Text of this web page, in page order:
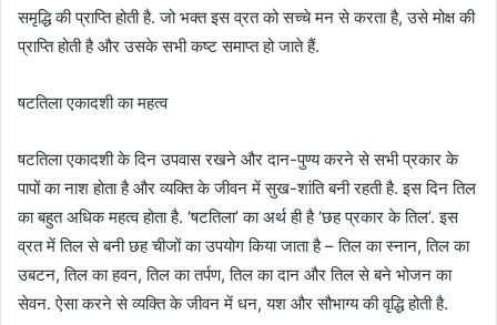
समृद्धि की प्राप्ति होती है. जो भक्त इस व्रत को सच्चे मन से करता है, उसे मोक्ष की
प्राप्ति होती है और उसके सभी कष्ट समाप्त हो जाते हैं.
षटतिला एकादशी का महत्व
षटतिला एकादशी के दिन उपवास रखने और दान-पुण्य करने से सभी प्रकार के
पापों का नाश होता है और व्यक्ति के जीवन में सुख-शांति बनी रहती है. इस दिन तिल
का बहुत अधिक महत्व होता है. ‘षटतिला’ का अर्थ ही है ‘छह प्रकार के तिल’. इस
व्रत में तिल से बनी छह चीजों का उपयोग किया जाता है – तिल का स्नान, तिल का
उबटन, तिल का हवन, तिल का तर्पण, तिल का दान और तिल से बने भोजन का
सेवन. ऐसा करने से व्यक्ति के जीवन में धन, यश और सौभाग्य की वृद्धि होती है.